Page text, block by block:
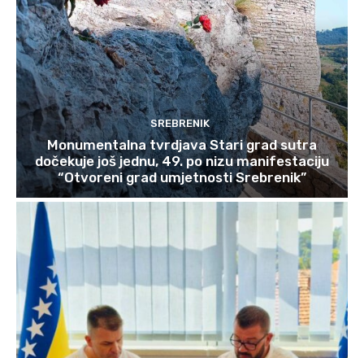
SREBRENIK
Monumentalna tvrdjava Stari grad sutra
dočekuje još jednu, 49. po nizu manifestaciju
“Otvoreni grad umjetnosti Srebrenik”